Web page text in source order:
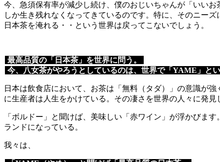
今、急須保有率が減少し続け、僕のおじいちゃんが「いい
しか生き残れなくなってきているのです。特に、そのニー
日本茶を淹れる・・という世界は戻ってこないでしょう。
最高品質の「日本茶」を世界に問う。
今、八女茶がやろうとしているのは、世界で「YAME」と
日本は飲食店において、お茶は「無料（タダ）」の意識が
に生産者は人生をかけている。その凄さを世界の人々に発
「ボルドー」と聞けば、美味しい「赤ワイン」が浮かびま
ランドになっている。
我々は、